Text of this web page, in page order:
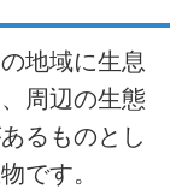
地域に生息
周辺の生態
るものとし
です。